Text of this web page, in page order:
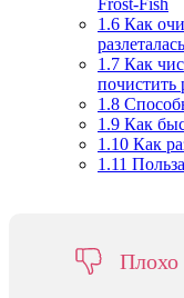
Frost-Fish
1.6 Как
1.7 Как
почистить
1.8
1.9 Как
1.10 Как
1.11
Плохо